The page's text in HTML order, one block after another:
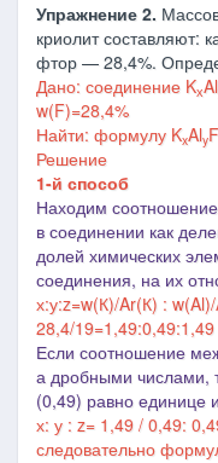
Упражнение 2.
криолит
фтор — 28,4%.
Дано: соединение KхAl
w(F)=28,4%
Найти: формулу KxAlyF
Решение
1-й способ
Находим
в соединении как
долей химических
соединения, на их
х:у:z=w(К)/Ar(К) :
28,4/19=1,49:0,49:1,49
Если соотношение
а дробными числами,
(0,49) равно единице
х: у : z= 1,49 / 0,49:
следовательно